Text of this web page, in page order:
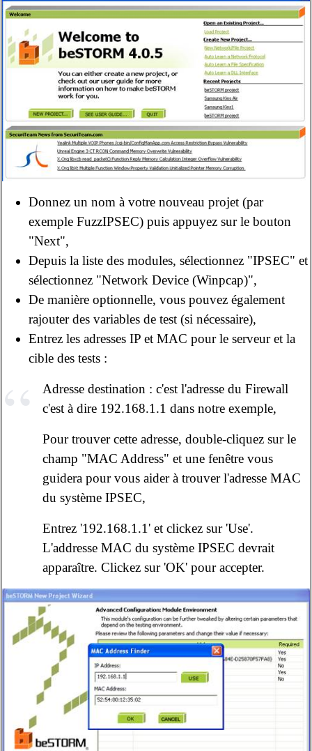
Donnez un nom à votre nouveau projet (par
exemple FuzzIPSEC) puis appuyez sur le bouton
"Next",
Depuis la liste des modules, sélectionnez "IPSEC" et
sélectionnez "Network Device (Winpcap)",
De manière optionnelle, vous pouvez également
rajouter des variables de test (si nécessaire),
Entrez les adresses IP et MAC pour le serveur et la
cible des tests :
Adresse destination : c'est l'adresse du Firewall
c'est à dire 192.168.1.1 dans notre exemple,
Pour trouver cette adresse, double-cliquez sur le
champ "MAC Address" et une fenêtre vous
guidera pour vous aider à trouver l'adresse MAC
du système IPSEC,
Entrez '192.168.1.1' et clickez sur 'Use'.
L'addresse MAC du système IPSEC devrait
apparaître. Clickez sur 'OK' pour accepter.